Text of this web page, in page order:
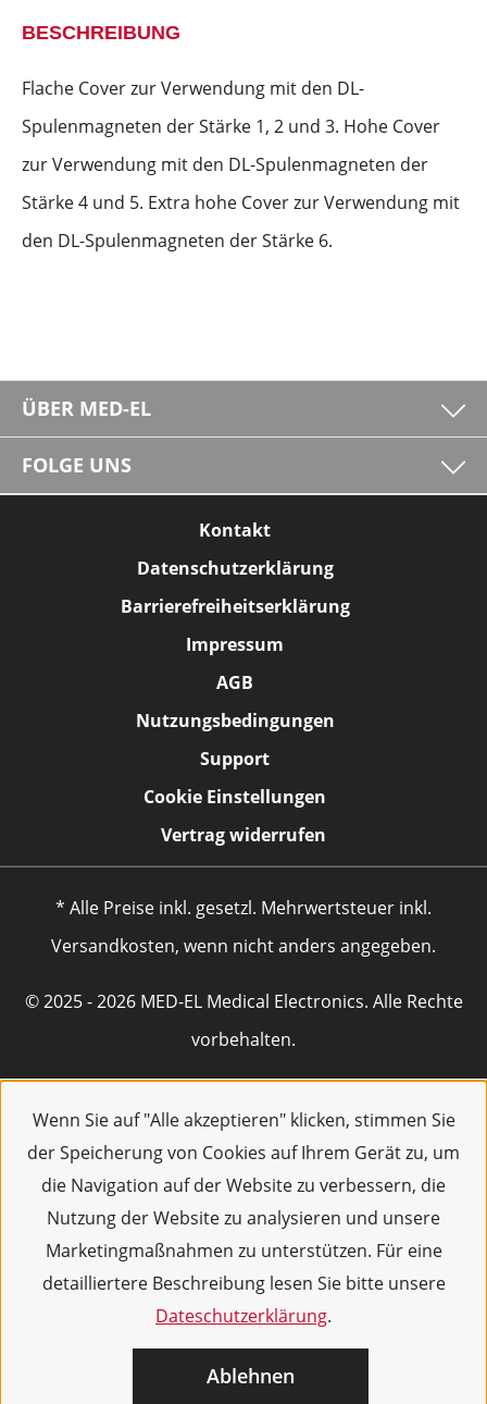
Wenn Sie auf "Alle akzeptieren" klicken, stimmen Sie
der Speicherung von Cookies auf Ihrem Gerät zu, um
die Navigation auf der Website zu verbessern, die
Nutzung der Website zu analysieren und unsere
Marketingmaßnahmen zu unterstützen. Für eine
detailliertere Beschreibung lesen Sie bitte unsere
Dateschutzerklärung.
Ablehnen
BESCHREIBUNG
Flache Cover zur Verwendung mit den DL-
Spulenmagneten der Stärke 1, 2 und 3. Hohe Cover
zur Verwendung mit den DL-Spulenmagneten der
Stärke 4 und 5. Extra hohe Cover zur Verwendung mit
den DL-Spulenmagneten der Stärke 6.
ÜBER MED-EL
FOLGE UNS
Kontakt
Datenschutzerklärung
Barrierefreiheitserklärung
Impressum
AGB
Nutzungsbedingungen
Support
Cookie Einstellungen
Vertrag widerrufen
* Alle Preise inkl. gesetzl. Mehrwertsteuer inkl.
Versandkosten, wenn nicht anders angegeben.
© 2025 - 2026 MED-EL Medical Electronics. Alle Rechte
vorbehalten.